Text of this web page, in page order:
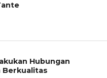
Hubungan
Berkualitas